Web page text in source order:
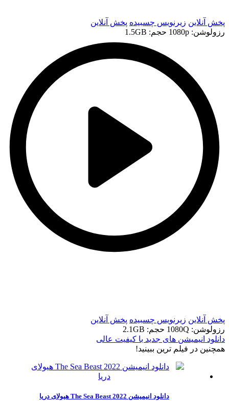
پخش آنلاین زیرنویس چسبیده پخش آنلاین
رزولوشن: 1080p
حجم: 1.5GB
پخش آنلاین زیرنویس چسبیده پخش آنلاین
رزولوشن: 1080Q
حجم: 2.1GB
دانلود انیمیشن های جدید با کیفیت عالی
همچنين در فيلم ترين ببينيد!
دانلود انیمیشن The Sea Beast 2022 هیولای دریا